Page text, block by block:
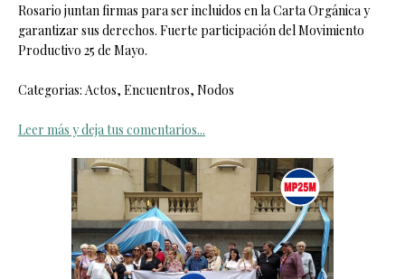
Rosario juntan firmas para ser incluidos en la Carta Orgánica y
garantizar sus derechos. Fuerte participación del Movimiento
Productivo 25 de Mayo.
Categorias: Actos, Encuentros, Nodos
Leer más y deja tus comentarios...